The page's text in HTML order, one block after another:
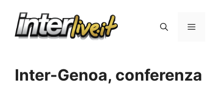
Menu
Inter-Genoa, conferenza